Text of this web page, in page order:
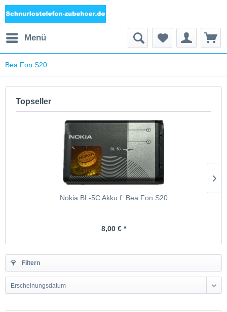
Menü
Bea Fon S20
Topseller
Nokia BL-5C Akku f. Bea Fon S20
8,00 € *
Filtern
Erscheinungsdatum